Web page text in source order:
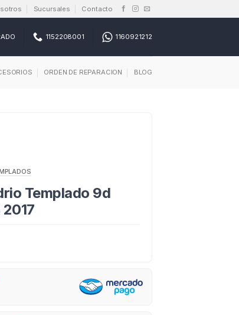
Sucursales Contacto
1152208001 1160921212
ORDEN DE REPARACION BLOG
Templado 9d